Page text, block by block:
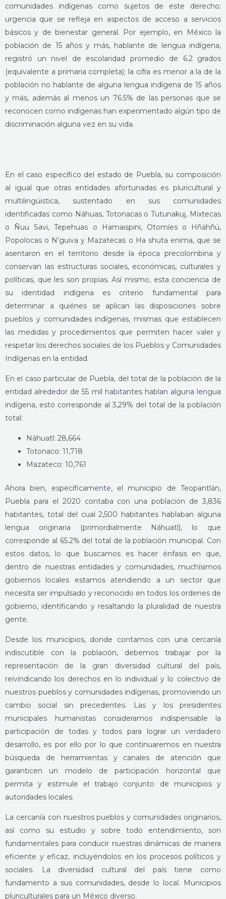
comunidades indígenas como sujetos de este derecho;
urgencia que se refleja en aspectos de acceso a servicios
básicos y de bienestar general. Por ejemplo, en México la
población de 15 años y más, hablante de lengua indígena,
registró un nivel de escolaridad promedio de 6.2 grados
(equivalente a primaria completa); la cifra es menor a la de la
población no hablante de alguna lengua indígena de 15 años
y más, además al menos un 76.5% de las personas que se
reconocen como indígenas han experimentado algún tipo de
discriminación alguna vez en su vida.
En el caso específico del estado de Puebla, su composición
al igual que otras entidades afortunadas es pluricultural y
multilingüistica, sustentado en sus comunidades
identificadas como Náhuas, Totonacas o Tutunakuj, Mixtecas
o Ñuu Savi, Tepehuas o Hamaispini, Otomíes o Hñähñü,
Popolocas o N’guiva y Mazatecas o Ha shuta enima, que se
asentaron en el territorio desde la época precolombina y
conservan las estructuras sociales, económicas, culturales y
políticas, que les son propias. Así mismo, esta conciencia de
su identidad indígena es criterio fundamental para
determinar a quiénes se aplican las disposiciones sobre
pueblos y comunidades indígenas, mismas que establecen
las medidas y procedimientos que permiten hacer valer y
respetar los derechos sociales de los Pueblos y Comunidades
Indígenas en la entidad.
En el caso particular de Puebla, del total de la población de la
entidad alrededor de 55 mil habitantes hablan alguna lengua
indígena, esto corresponde al 3,29% del total de la población
total:
Náhuatl: 28,664
Totonaco: 11,718
Mazateco: 10,761
Ahora bien, específicamente, el municipio de Teopantlán,
Puebla para el 2020 contaba con una población de 3,836
habitantes, total del cual 2,500 habitantes hablaban alguna
lengua originaria (primordialmente Náhuatl), lo que
corresponde al 65.2% del total de la población municipal. Con
estos datos, lo que buscamos es hacer énfasis en que,
dentro de nuestras entidades y comunidades, muchísimos
gobiernos locales estamos atendiendo a un sector que
necesita ser impulsado y reconocido en todos los ordenes de
gobierno, identificando y resaltando la pluralidad de nuestra
gente.
Desde los municipios, donde contamos con una cercanía
indiscutible con la población, debemos trabajar por la
representación de la gran diversidad cultural del país,
reivindicando los derechos en lo individual y lo colectivo de
nuestros pueblos y comunidades indígenas, promoviendo un
cambio social sin precedentes. Las y los presidentes
municipales humanistas consideramos indispensable la
participación de todas y todos para lograr un verdadero
desarrollo, es por ello por lo que continuaremos en nuestra
búsqueda de herramientas y canales de atención que
garanticen un modelo de participación horizontal que
permita y estimule el trabajo conjunto de municipios y
autoridades locales.
La cercanía con nuestros pueblos y comunidades originarios,
así como su estudio y sobre todo entendimiento, son
fundamentales para conducir nuestras dinámicas de manera
eficiente y eficaz, incluyéndolos en los procesos políticos y
sociales. La diversidad cultural del país tiene como
fundamento a sus comunidades, desde lo local. Municipios
pluriculturales para un México diverso.